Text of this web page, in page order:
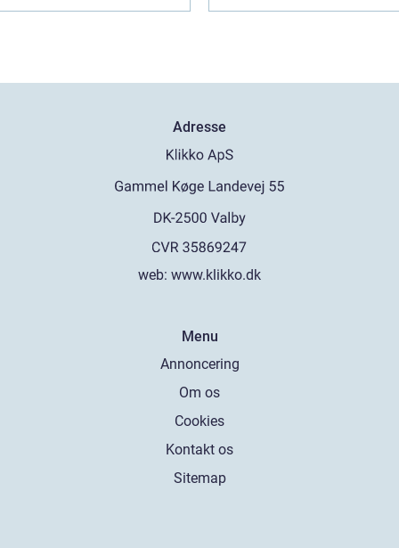
Adresse
web: www.klikko.dk
Menu
Annoncering
Om os
Cookies
Kontakt os
Sitemap